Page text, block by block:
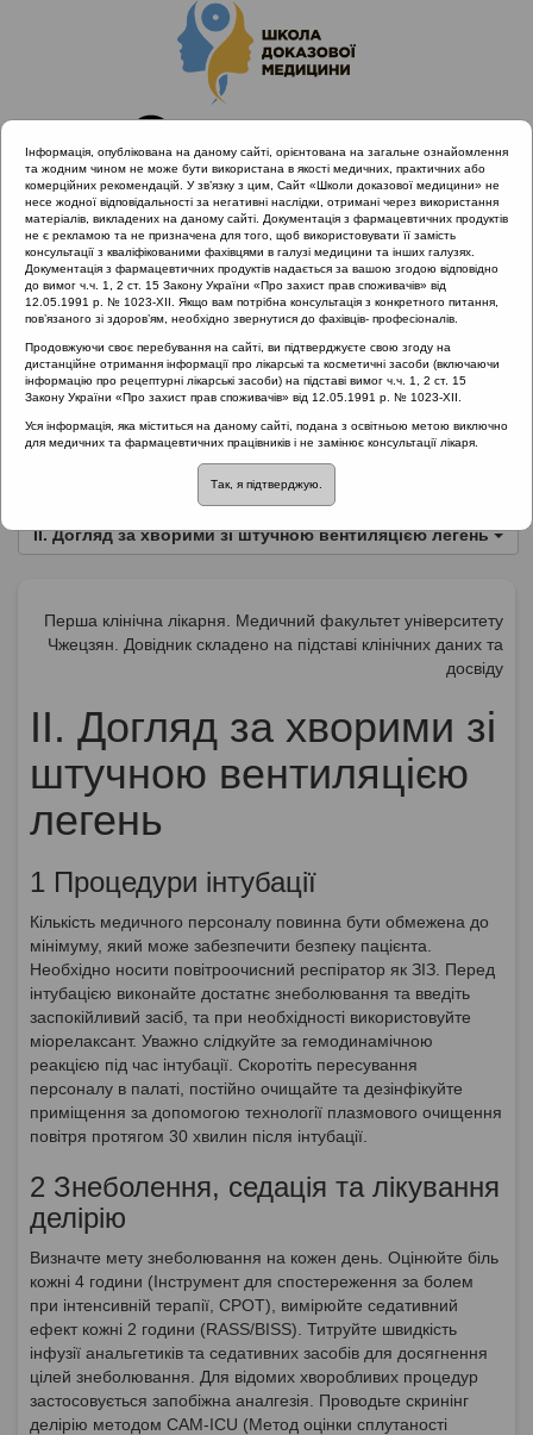
Головна
Нормативні документи
Гострі респіраторні інфекції
Рубрика:
Гострі респіраторні інфекції
Назва:
Довідник з профілактики та лікування COVID-19
ІІ. Догляд за хворими зі штучною вентиляцією легень
Перша клінічна лікарня. Медичний факультет університету
Чжецзян. Довідник складено на підставі клінічних даних та
досвіду
ІІ. Догляд за хворими зі
штучною вентиляцією
легень
1 Процедури інтубації
Кількість медичного персоналу повинна бути обмежена до
мінімуму, який може забезпечити безпеку пацієнта.
Необхідно носити повітроочисний респіратор як ЗІЗ. Перед
інтубацією виконайте достатнє знеболювання та введіть
заспокійливий засіб, та при необхідності використовуйте
міорелаксант. Уважно слідкуйте за гемодинамічною
реакцією під час інтубації. Скоротіть пересування
персоналу в палаті, постійно очищайте та дезінфікуйте
приміщення за допомогою технології плазмового очищення
повітря протягом 30 хвилин після інтубації.
2 Знеболення, седація та лікування
делірію
Визначте мету знеболювання на кожен день. Оцінюйте біль
кожні 4 години (Інструмент для спостереження за болем
при інтенсивній терапії, CPOT), вимірюйте седативний
ефект кожні 2 години (RASS/BISS). Титруйте швидкість
інфузії анальгетиків та седативних засобів для досягнення
цілей знеболювання. Для відомих хворобливих процедур
застосовується запобіжна аналгезія. Проводьте скринінг
делірію методом CAM-ICU (Метод оцінки сплутаності
Інформація, опублікована на даному сайті, орієнтована на загальне ознайомлення
та жодним чином не може бути використана в якості медичних, практичних або
комерційних рекомендацій. У зв’язку з цим, Сайт «Школи доказової медицини» не
несе жодної відповідальності за негативні наслідки, отримані через використання
матеріалів, викладених на даному сайті. Документація з фармацевтичних продуктів
не є рекламою та не призначена для того, щоб використовувати її замість
консультації з кваліфікованими фахівцями в галузі медицини та інших галузях.
Документація з фармацевтичних продуктів надається за вашою згодою відповідно
до вимог ч.ч. 1, 2 ст. 15 Закону України «Про захист прав споживачів» від
12.05.1991 р. № 1023-XII. Якщо вам потрібна консультація з конкретного питання,
пов’язаного зі здоров’ям, необхідно звернутися до фахівців- професіоналів.
Продовжуючи своє перебування на сайті, ви підтверджуєте свою згоду на
дистанційне отримання інформації про лікарські та косметичні засоби (включаючи
інформацію про рецептурні лікарські засоби) на підставі вимог ч.ч. 1, 2 ст. 15
Закону України «Про захист прав споживачів» від 12.05.1991 р. № 1023-XII.
Уся інформація, яка міститься на даному сайті, подана з освітньою метою виключно
для медичних та фармацевтичних працівників і не замінює консультації лікаря.
Так, я підтверджую.